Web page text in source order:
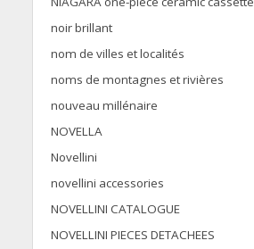
noir brillant
nom de villes et localités
noms de montagnes et rivières
nouveau millénaire
NOVELLA
Novellini
novellini accessories
NOVELLINI CATALOGUE
NOVELLINI PIECES DETACHEES